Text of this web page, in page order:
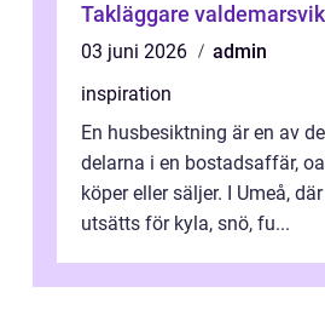
Takläggare valdemarsvik
03 juni 2026
admin
inspiration
En husbesiktning är en av
delarna i en bostadsaffär,
köper eller säljer. I Umeå,
utsätts för kyla, snö, fu...